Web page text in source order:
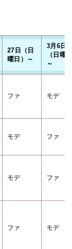
27日（日
曜日）～
3月6日
（日曜
～
ファ モデ
モデ ファ
モデ ファ
ファ モデ